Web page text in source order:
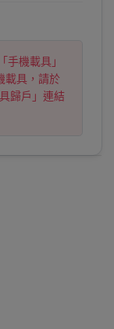
手機載具」
載具，請於
歸戶」連結